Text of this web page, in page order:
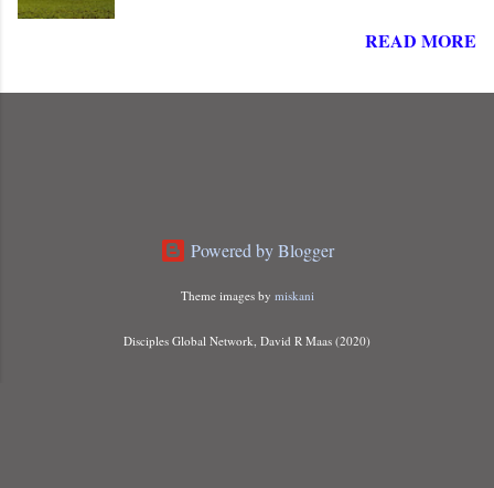
is “ Jesus, the one called Christ ,” the long-
Joseph that Mary carried a child “ conceived of
READ MORE
Powered by Blogger
Theme images by miskani
Disciples Global Network, David R Maas (2020)